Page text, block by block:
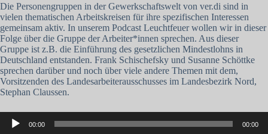
Die Personengruppen in der Gewerkschaftswelt von ver.di sind in
vielen thematischen Arbeitskreisen für ihre spezifischen Interessen
gemeinsam aktiv. In unserem Podcast Leuchtfeuer wollen wir in dieser
Folge über die Gruppe der Arbeiter*innen sprechen. Aus dieser
Gruppe ist z.B. die Einführung des gesetzlichen Mindestlohns in
Deutschland entstanden. Frank Schischefsky und Susanne Schöttke
sprechen darüber und noch über viele andere Themen mit dem,
Vorsitzenden des Landesarbeiterausschusses im Landesbezirk Nord,
Stephan Claussen.
Audio-
Player
00:00 00:00